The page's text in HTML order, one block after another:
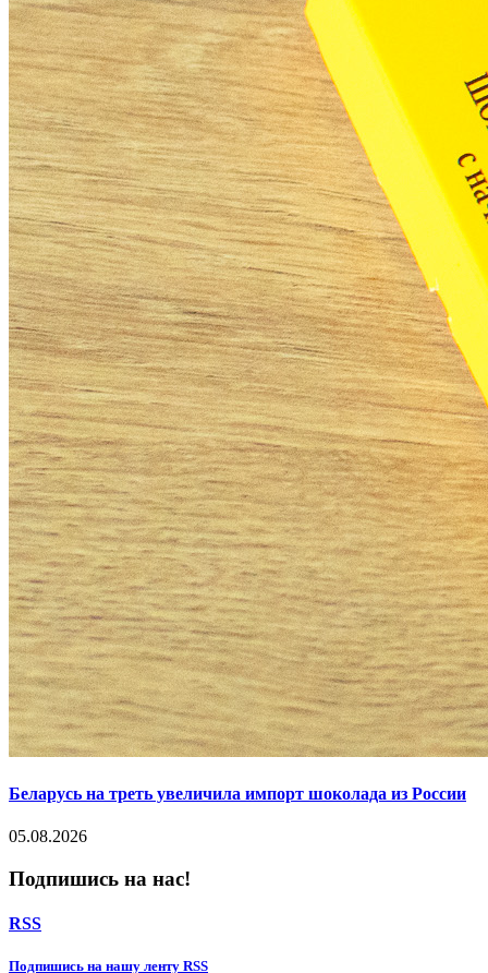
Беларусь на треть увеличила импорт шоколада из России
05.08.2026
Подпишись на нас!
RSS
Подпишиcь на нашу ленту RSS